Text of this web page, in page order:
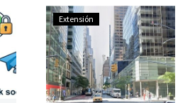
Extensión